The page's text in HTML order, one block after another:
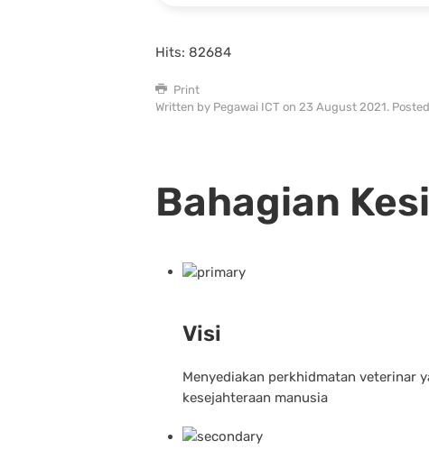
Hits: 82684
Print
Written by Pegawai ICT on 23 August 2021.
Bahagian
Visi
Menyediakan perkhidmatan veterinar
kesejahteraan manusia